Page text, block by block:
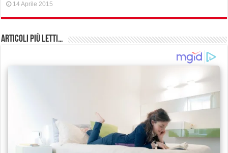
14 Aprile 2015
Articoli più Letti…